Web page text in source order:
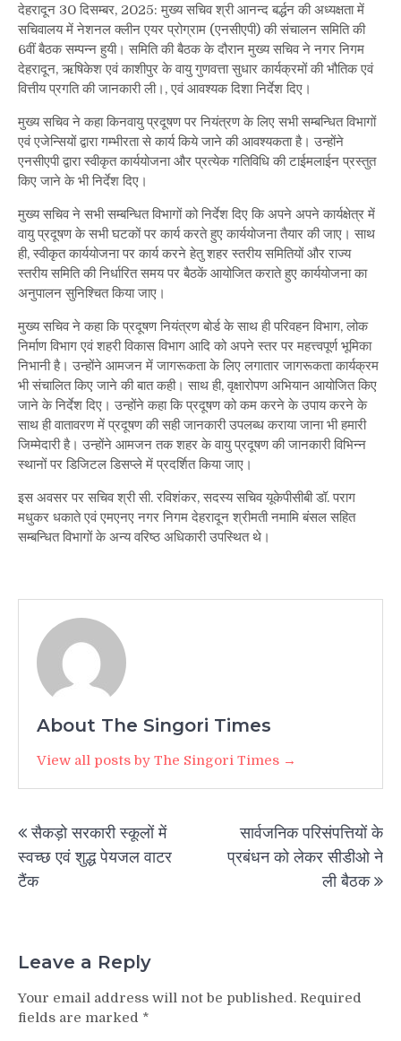
देहरादून 30 दिसम्बर, 2025: मुख्य सचिव श्री आनन्द बर्द्धन की अध्यक्षता में
सचिवालय में नेशनल क्लीन एयर प्रोग्राम (एनसीएपी) की संचालन समिति की
6वीं बैठक सम्पन्न हुयी। समिति की बैठक के दौरान मुख्य सचिव ने नगर निगम
देहरादून, ऋषिकेश एवं काशीपुर के वायु गुणवत्ता सुधार कार्यक्रमों की भौतिक एवं
वित्तीय प्रगति की जानकारी ली।, एवं आवश्यक दिशा निर्देश दिए।
मुख्य सचिव ने कहा किनवायु प्रदूषण पर नियंत्रण के लिए सभी सम्बन्धित विभागों
एवं एजेन्सियों द्वारा गम्भीरता से कार्य किये जाने की आवश्यकता है। उन्होंने
एनसीएपी द्वारा स्वीकृत कार्ययोजना और प्रत्येक गतिविधि की टाईमलाईन प्रस्तुत
किए जाने के भी निर्देश दिए।
मुख्य सचिव ने सभी सम्बन्धित विभागों को निर्देश दिए कि अपने अपने कार्यक्षेत्र में
वायु प्रदूषण के सभी घटकों पर कार्य करते हुए कार्ययोजना तैयार की जाए। साथ
ही, स्वीकृत कार्ययोजना पर कार्य करने हेतु शहर स्तरीय समितियों और राज्य
स्तरीय समिति की निर्धारित समय पर बैठकें आयोजित कराते हुए कार्ययोजना का
अनुपालन सुनिश्चित किया जाए।
मुख्य सचिव ने कहा कि प्रदूषण नियंत्रण बोर्ड के साथ ही परिवहन विभाग, लोक
निर्माण विभाग एवं शहरी विकास विभाग आदि को अपने स्तर पर महत्त्वपूर्ण भूमिका
निभानी है। उन्होंने आमजन में जागरूकता के लिए लगातार जागरूकता कार्यक्रम
भी संचालित किए जाने की बात कही। साथ ही, वृक्षारोपण अभियान आयोजित किए
जाने के निर्देश दिए। उन्होंने कहा कि प्रदूषण को कम करने के उपाय करने के
साथ ही वातावरण में प्रदूषण की सही जानकारी उपलब्ध कराया जाना भी हमारी
जिम्मेदारी है। उन्होंने आमजन तक शहर के वायु प्रदूषण की जानकारी विभिन्न
स्थानों पर डिजिटल डिसप्ले में प्रदर्शित किया जाए।
इस अवसर पर सचिव श्री सी. रविशंकर, सदस्य सचिव यूकेपीसीबी डॉ. पराग
मधुकर धकाते एवं एमएनए नगर निगम देहरादून श्रीमती नमामि बंसल सहित
सम्बन्धित विभागों के अन्य वरिष्ठ अधिकारी उपस्थित थे।
About The Singori Times
View all posts by The Singori Times →
Post
navigation
सैकड़ो सरकारी स्कूलों में
स्वच्छ एवं शुद्ध पेयजल वाटर
टैंक
सार्वजनिक परिसंपत्तियों के
प्रबंधन को लेकर सीडीओ ने
ली बैठक
Leave a Reply
Your email address will not be published. Required
fields are marked *